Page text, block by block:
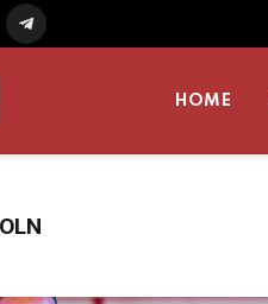
Telegram
HOME